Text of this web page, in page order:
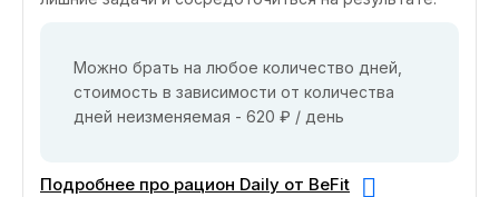
Можно брать на любое количество дней,
стоимость в зависимости от количества
дней неизменяемая - 620 ₽ / день
Подробнее про рацион Daily от BeFit